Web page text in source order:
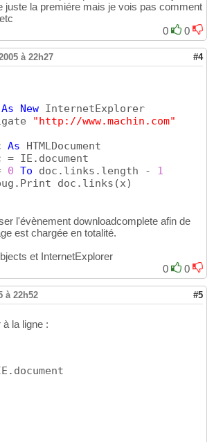
juste la premiére mais je vois pas comment
0
0
à 22h27 #4
As New InternetExplorer
"http://www.machin.com"
As HTMLDocument
= IE.document
0 To doc.links.length - 1
doc.links
(x)
l'évènement downloadcomplete afin de
est chargée en totalité.
et InternetExplorer
0
0
à 22h52 #5
la ligne :